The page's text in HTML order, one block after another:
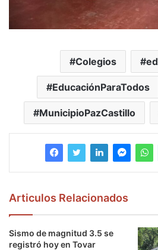
Colegios
EducaciónParaTodos
MunicipioPazCastillo
Articulos Relacionados
Sismo de magnitud 3.5 se
registró hoy en Tovar